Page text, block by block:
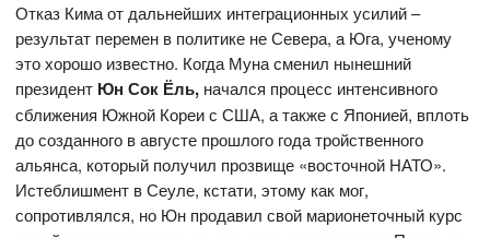
Отказ Кима от дальнейших интеграционных усилий –
результат перемен в политике не Севера, а Юга, ученому
это хорошо известно. Когда Муна сменил нынешний
президент Юн Сок Ёль, начался процесс интенсивного
сближения Южной Кореи с США, а также с Японией, вплоть
до созданного в августе прошлого года тройственного
альянса, который получил прозвище «восточной НАТО».
Истеблишмент в Сеуле, кстати, этому как мог,
сопротивлялся, но Юн продавил свой марионеточный курс